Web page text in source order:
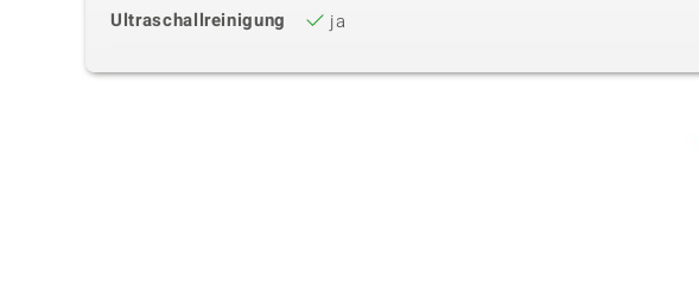
Ultraschallreinigung
ja